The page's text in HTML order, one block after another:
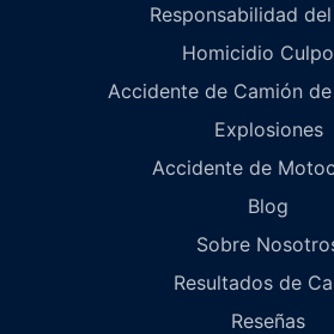
Responsabilidad
Homicidio
Accidente de Camión de
Explosiones
Accidente de
Blog
Sobre
Resultados de
Reseñas